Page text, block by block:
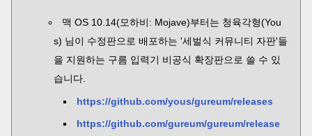
맥 OS 10.14(모하비: Mojave)부터는 청육각형(You
s) 님이 수정판으로 배포하는 '세벌식 커뮤니티 자판'들
을 지원하는 구름 입력기 비공식 확장판으로 쓸 수 있
습니다.
https://github.com/yous/gureum/releases
https://github.com/gureum/gureum/release